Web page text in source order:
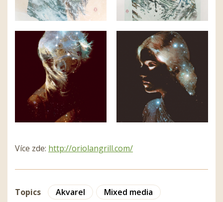
Více zde: http://oriolangrill.com/
Topics Akvarel
Mixed media